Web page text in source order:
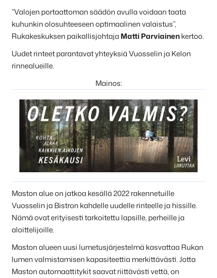
”Valojen portaattoman säädön avulla voidaan taata
kuhunkin olosuhteeseen optimaalinen valaistus”,
Rukakeskuksen paikallisjohtaja Matti Parviainenkertoo.
Uudet rinteet parantavat yhteyksiä Vuosselin ja Kelon
rinnealueille.
Mainos:
Maston alue on jatkoa kesällä 2022 rakennetuille
Vuosselin ja Bistron kahdelle uudelle rinteelle ja hissille.
Nämä ovat erityisesti tarkoitettu lapsille, perheille ja
aloittelijoille.
Maston alueen uusi lumetusjärjestelmä kasvattaa Rukan
lumen valmistamisen kapasiteettia merkittävästi. Jotta
Maston automaattitykit saavat riittävästi vettä, on